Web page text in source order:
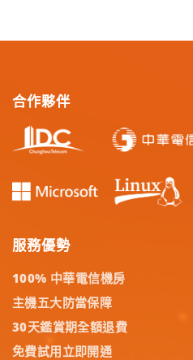
合作夥伴
服務優勢
100% 中華電信機房
主機五大防當保障
30天鑑賞期全額退費
免費試用立即開通